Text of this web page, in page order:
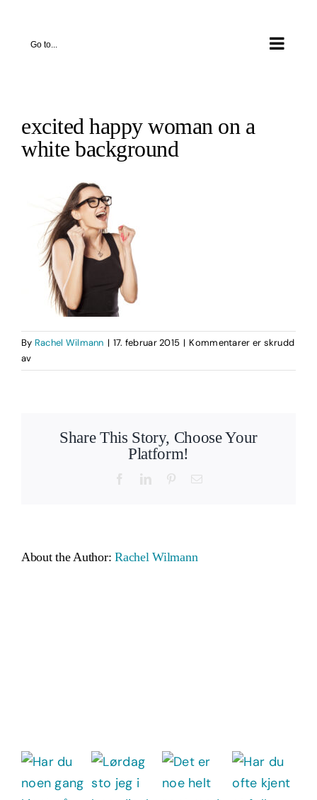
content
Go to...
excited happy woman on a
white background
By Rachel Wilmann | 17. februar 2015 | Kommentarer er skrudd
avfor
excited
Share This Story, Choose Your
Platform!
FacebookLinkedInPinterestEmail
About the Author:Rachel Wilmann